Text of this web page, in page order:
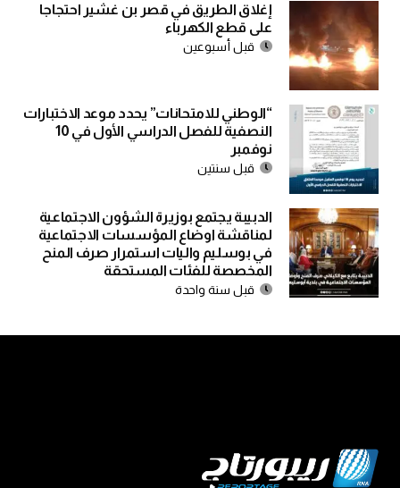
إغلاق الطريق في قصر بن غشير احتجاجا
على قطع الكهرباء
قبل أسبوعين
“الوطني للامتحانات” يحدد موعد الاختبارات
النصفية للفصل الدراسي الأول في 10
نوفمبر
قبل سنتين
الدبيبة يجتمع بوزيرة الشؤون الاجتماعية
لمناقشة اوضاع المؤسسات الاجتماعية
في بوسليم واليات استمرار صرف المنح
المخصصة للفئات المستحقة
قبل سنة واحدة